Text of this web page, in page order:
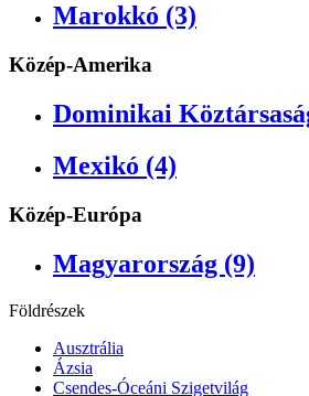
Marokkó (3)
Közép-Amerika
Dominikai
Mexikó (4)
Közép-Európa
Magyarország (9)
Földrészek
Ausztrália
Ázsia
Csendes-Óceáni Szigetvilág